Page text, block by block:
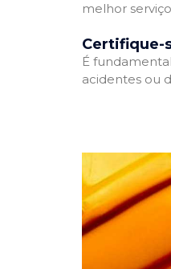
melhor
Certifique-
É
acidentes ou